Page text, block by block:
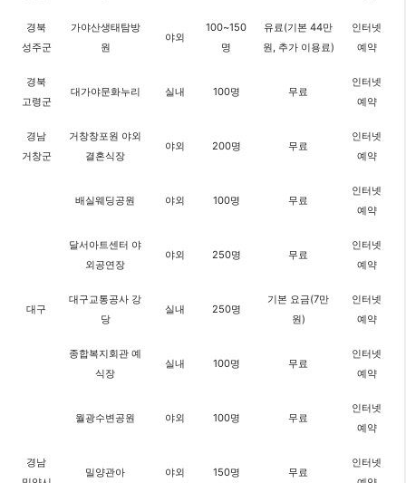
경북
성주군
가야산생태탐방
원
야외
100~150
명
유료(기본 44만
원, 추가 이용료)
인터넷
예약
경북
고령군
대가야문화누리 실내 100명 무료
인터넷
예약
경남
거창군
거창창포원 야외
결혼식장
야외 200명 무료
인터넷
예약
대구
배실웨딩공원 야외 100명 무료
인터넷
예약
달서아트센터 야
외공연장
야외 250명 무료
인터넷
예약
대구교통공사 강
당
실내 250명
기본 요금(7만
원)
인터넷
예약
종합복지회관 예
식장
실내 100명 무료
인터넷
예약
월광수변공원 야외 100명 무료
인터넷
예약
경남
밀양관아 야외 150명 무료
인터넷